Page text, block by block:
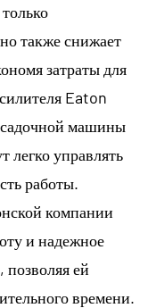
также снижает
затраты для
Eaton
машины
легко управлять
работы.
компании
и надежное
ей
времени.